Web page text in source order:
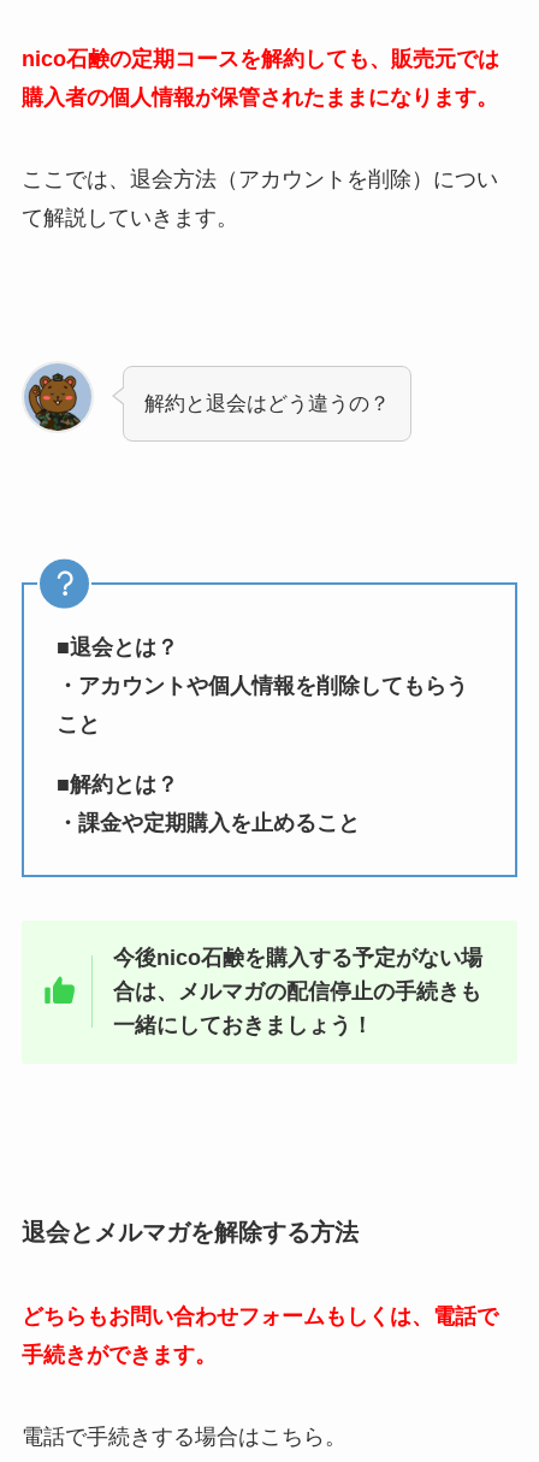
nico石鹸の定期コースを解約しても、販売元では
購入者の個人情報が保管されたままになります。
ここでは、退会方法（アカウントを削除）につい
て解説していきます。
解約と退会はどう違うの？
■退会とは？
・アカウントや個人情報を削除してもらう
こと
■解約とは？
・課金や定期購入を止めること
今後nico石鹸を購入する予定がない場
合は、メルマガの配信停止の手続きも
一緒にしておきましょう！
退会とメルマガを解除する方法
どちらもお問い合わせフォームもしくは、電話で
手続きができます。
電話で手続きする場合はこちら。